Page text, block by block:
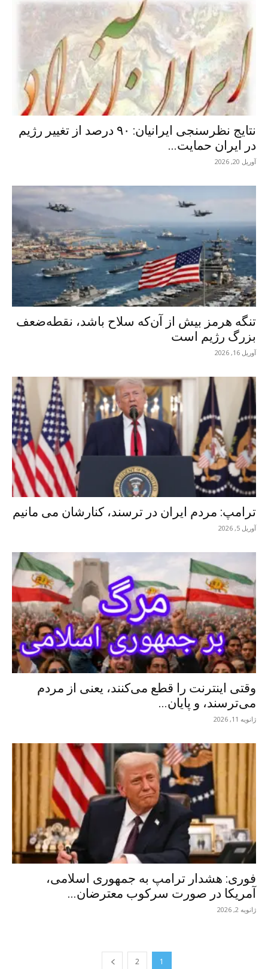
نتایج نظرسنجی ایرانیان: ۹۰ درصد از تغییر رژیم
در ایران حمایت...
آوریل 20, 2026
تنگه هرمز بیش از آن‌که سلاح باشد، نقطه‌ضعف
بزرگ رژیم است
آوریل 16, 2026
ترامپ: مردم ایران در ترسند، کنارشان می مانیم
آوریل 5, 2026
وقتی اینترنت را قطع می‌کنند، یعنی از مردم
می‌ترسند، و پایان...
ژانویه 11, 2026
فوری: هشدار ترامپ به جمهوری اسلامی،
آمریکا در صورت سرکوب معترضان...
ژانویه 2, 2026
1
2